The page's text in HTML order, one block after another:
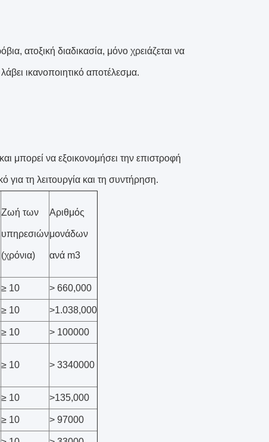
ατοξική διαδικασία, μόνο χρειάζεται να
ικανοποιητικό αποτέλεσμα.
μπορεί να εξοικονομήσει την επιστροφή
τη λειτουργία και τη συντήρηση.
Ζωή των
υπηρεσιών
(χρόνια)
Αριθμός
μονάδων
ανά m3
≥ 10 > 660,000
≥ 10 >1.038,000
≥ 10 > 100000
≥ 10 > 3340000
≥ 10 >135,000
≥ 10 > 97000